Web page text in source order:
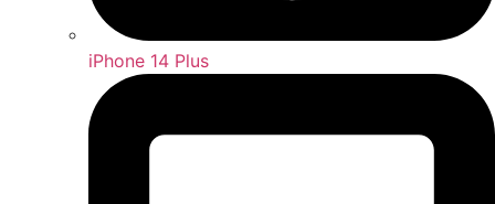
iPhone 14 Plus